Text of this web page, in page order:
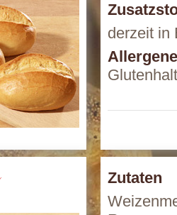
derzeit in
Allergene
Zutaten